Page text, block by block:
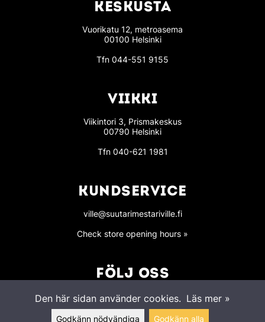
KESKUSTA
Vuorikatu 12, metroasema
00100 Helsinki
Tfn 044-551 9155
VIIKKI
Viikintori 3, Prismakeskus
00790 Helsinki
Tfn 040-621 1981
KUNDSERVICE
ville@suutarimestariville.fi
Check store opening hours »
FÖLJ OSS
Den här sidan använder cookies. Läs mer »
Godkänn nödvändiga Godkänn alla